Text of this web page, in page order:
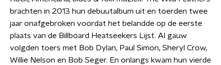
brachten in 2013 hun debuutalbum uit en toerden twee
jaar onafgebroken voordat het belandde op de eerste
plaats van de Billboard Heatseekers Lijst. Al gauw
volgden toers met Bob Dylan, Paul Simon, Sheryl Crow,
Willie Nelson en Bob Seger. En onlangs kwam hun vierde